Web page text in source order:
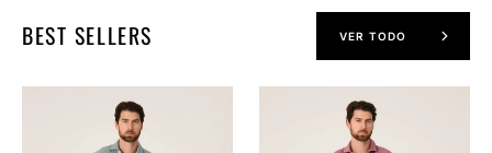
BEST SELLERS VER TODO